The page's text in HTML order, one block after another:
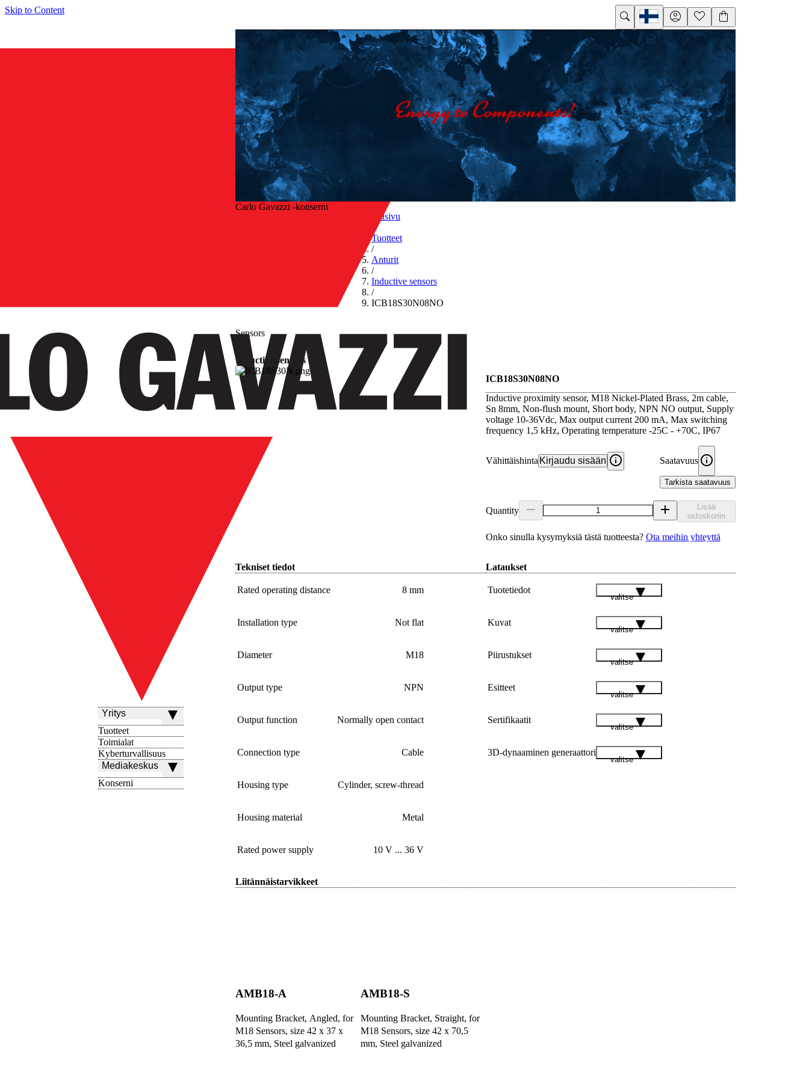
Skip to Content
Yritys
Tuotteet
Toimialat
Kyberturvallisuus
Mediakeskus
Konserni
Carlo Gavazzi -konserni
Etusivu
Tuotteet
/
Anturit
/
Inductive sensors
/
ICB18S30N08NO
Sensors
Inductive sensors
ICB18S30N08NO
Inductive proximity sensor, M18 Nickel-Plated Brass, 2m cable,
Sn 8mm, Non-flush mount, Short body, NPN NO output, Supply
voltage 10-36Vdc, Max output current 200 mA, Max switching
frequency 1,5 kHz, Operating temperature -25C - +70C, IP67
Vähittäishinta Kirjaudu sisään Saatavuus
Tarkista saatavuus
Quantity
Lisää
ostoskoriin
Onko sinulla kysymyksiä tästä tuotteesta? Ota meihin yhteyttä
Tekniset tiedot
Rated operating distance 8 mm
Installation type Not flat
Diameter M18
Output type NPN
Output function Normally open contact
Connection type Cable
Housing type Cylinder, screw-thread
Housing material Metal
Rated power supply 10 V ... 36 V
Lataukset
Tuotetiedot
valitse
Kuvat
valitse
Piirustukset
valitse
Esitteet
valitse
Sertifikaatit
valitse
3D-dynaaminen generaattori
valitse
Liitännäistarvikkeet
AMB18-A
Mounting Bracket, Angled, for
M18 Sensors, size 42 x 37 x
36,5 mm, Steel galvanized
AMB18-S
Mounting Bracket, Straight, for
M18 Sensors, size 42 x 70,5
mm, Steel galvanized